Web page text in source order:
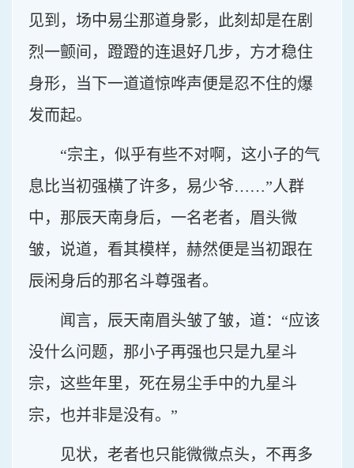
见到，场中易尘那道身影，此刻却是在剧
烈一颤间，蹬蹬的连退好几步，方才稳住
身形，当下一道道惊哗声便是忍不住的爆
发而起。
“宗主，似乎有些不对啊，这小子的气
息比当初强横了许多，易少爷……”人群
中，那辰天南身后，一名老者，眉头微
皱，说道，看其模样，赫然便是当初跟在
辰闲身后的那名斗尊强者。
闻言，辰天南眉头皱了皱，道：“应该
没什么问题，那小子再强也只是九星斗
宗，这些年里，死在易尘手中的九星斗
宗，也并非是没有。”
见状，老者也只能微微点头，不再多